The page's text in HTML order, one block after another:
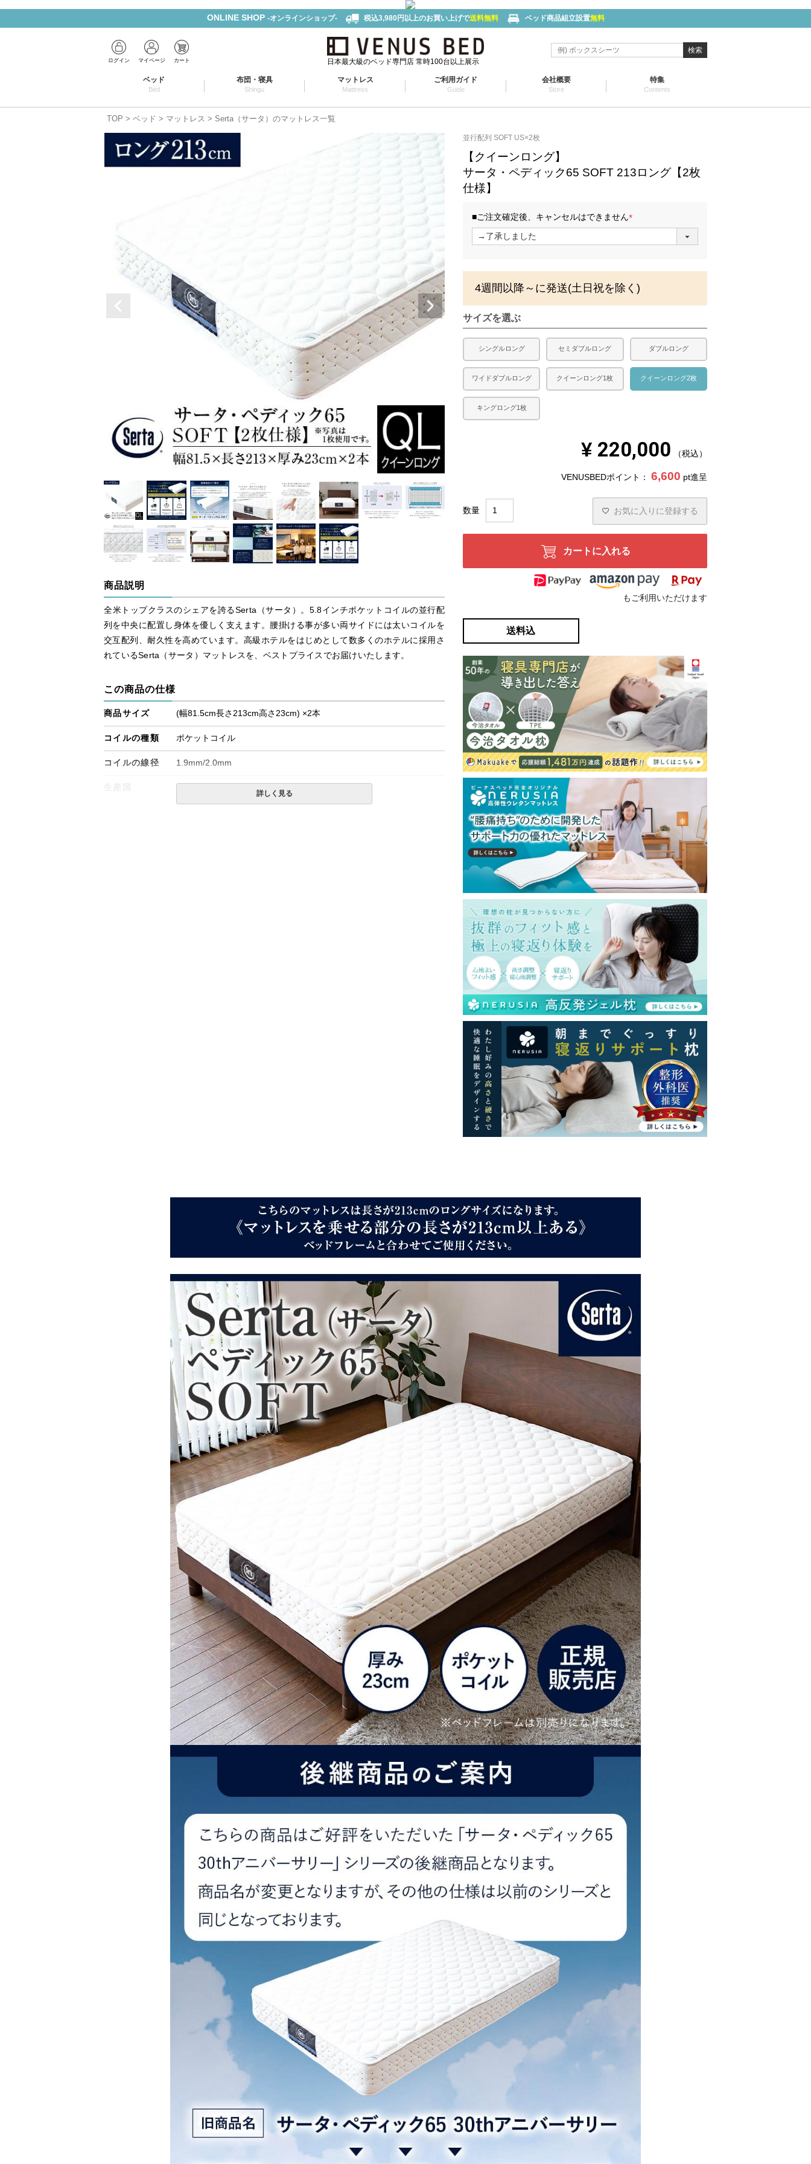
ONLINE SHOP -オンラインショップ- 税込3,980円以上のお買い上げで送料無料 ベッド商品組立設置無料
ログイン マイページ カート 日本最大級のベッド専門店 常時100台以上展示
検索
ベッド
Bed
布団・寝具
Shingu
マットレス
Mattress
ご利用ガイド
Guide
会社概要
Store
特集
Contents
TOP ベッド マットレス Serta（サータ）のマットレス一覧
商品説明
全米トップクラスのシェアを誇るSerta（サータ）。5.8インチポケットコイルの並行配
列を中央に配置し身体を優しく支えます。腰掛ける事が多い両サイドには太いコイルを
交互配列、耐久性を高めています。高級ホテルをはじめとして数多くのホテルに採用さ
れているSerta（サータ）マットレスを、ベストプライスでお届けいたします。
この商品の仕様
商品サイズ (幅81.5cm長さ213cm高さ23cm) ×2本
コイルの種類 ポケットコイル
コイルの線径 1.9mm/2.0mm
詳しく見る
並行配列 SOFT US×2枚
【クイーンロング】
サータ・ペディック65 SOFT 213ロング【2枚
仕様】
■ご注文確定後、キャンセルはできません
(
必
4週間以降～に発送(土日祝を除く)
サイズを選ぶ
シングルロング セミダブルロング ダブルロング
ワイドダブルロング クイーンロング1枚 クイーンロング2枚
キングロング1枚
¥ 220,000 税込
VENUSBEDポイント： 6,600 pt進呈
お気に入りに登録する
カートに入れる
もご利用いただけます
送料込